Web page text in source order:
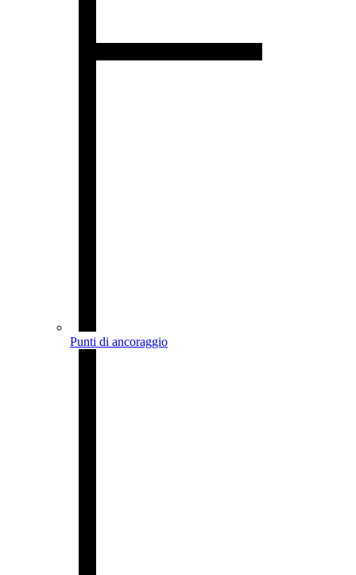
Punti di ancoraggio